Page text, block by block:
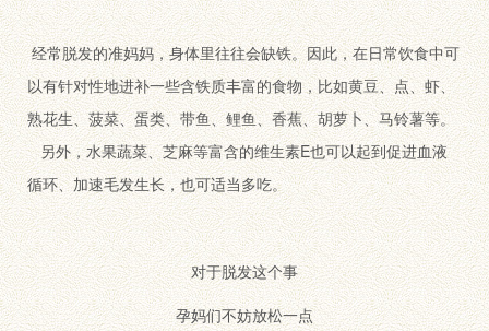
经常脱发的准妈妈，身体里往往会缺铁。因此，在日常饮食中可
以有针对性地进补一些含铁质丰富的食物，比如黄豆、点、虾、
熟花生、菠菜、蛋类、带鱼、鲤鱼、香蕉、胡萝卜、马铃薯等。
另外，水果蔬菜、芝麻等富含的维生素E也可以起到促进血液
循环、加速毛发生长，也可适当多吃。
对于脱发这个事
孕妈们不妨放松一点